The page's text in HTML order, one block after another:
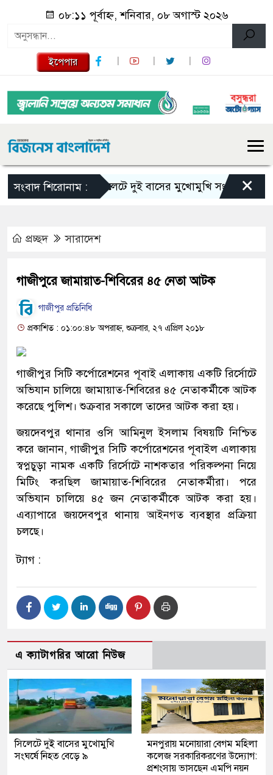
০৮:১১ পূর্বাহ্ন, শনিবার, ০৮ অগাস্ট ২০২৬
ইপেপার
সংবাদ শিরোনাম :সিলেটে দুই বাসের মুখোমুখি সংঘর্ষে নিহত×
প্রচ্ছদ সারাদেশ
গাজীপুরে জামায়াত-শিবিরের ৪৫ নেতা আটক
গাজীপুর প্রতিনিধি
প্রকাশিত : ০১:০০:৪৮ অপরাহ্ন, শুক্রবার, ২৭ এপ্রিল ২০১৮
গাজীপুর সিটি কর্পোরেশনের পূবাই এলাকায় একটি রির্সোটে
অভিযান চালিয়ে জামায়াত-শিবিরের ৪৫ নেতাকর্মীকে আটক
করেছে পুলিশ। শুক্রবার সকালে তাদের আটক করা হয়।
জয়দেবপুর থানার ওসি আমিনুল ইসলাম বিষয়টি নিশ্চিত
করে জানান, গাজীপুর সিটি কর্পোরেশনের পূবাইল এলাকায়
স্বপ্নচুড়া নামক একটি রির্সোটে নাশকতার পরিকল্পনা নিয়ে
মিটিং করছিল জামায়াত-শিবিরের নেতাকর্মীরা। পরে
অভিযান চালিয়ে ৪৫ জন নেতাকর্মীকে আটক করা হয়।
এব্যাপারে জয়দেবপুর থানায় আইনগত ব্যবস্থার প্রক্রিয়া
চলছে।
ট্যাগ :
এ ক্যাটাগরির আরো নিউজ
সিলেটে দুই বাসের মুখোমুখি
সংঘর্ষে নিহত বেড়ে ৯
মনপুরায় মনোয়ারা বেগম মহিলা
কলেজ সরকারিকরণের উদ্যোগ:
প্রশংসায় ভাসছেন এমপি নয়ন